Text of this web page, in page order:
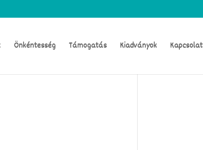
Önkéntesség Támogatás Kiadványok Kapcsolat